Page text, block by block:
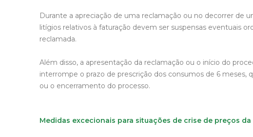
Durante a apreciação de uma reclamação ou no decorrer de
litígios relativos à faturação devem ser suspensas eventuais
reclamada.
Além disso, a apresentação da reclamação ou o início do
interrompe o prazo de prescrição dos consumos de 6 meses,
ou o encerramento do processo.
Medidas excecionais para situações de crise de preços